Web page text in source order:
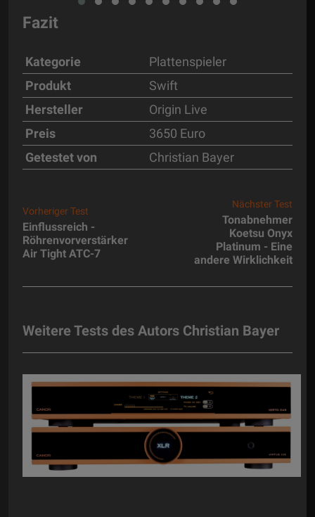
Fazit
Kategorie
Plattenspieler
Produkt
Swift
Hersteller
Origin Live
Preis
3650 Euro
Getestet von
Christian Bayer
Vorheriger Test
Einflussreich -
Röhrenvorverstärker
Air Tight ATC-7
Nächster Test
Tonabnehmer
Koetsu Onyx
Platinum - Eine
andere Wirklichkeit
Weitere Tests des Autors Christian Bayer